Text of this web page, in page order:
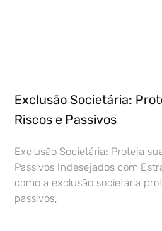
Exclusão Societária:
Riscos e Passivos
Exclusão Societária: Proteja
Passivos Indesejados com
como a exclusão societária
passivos,